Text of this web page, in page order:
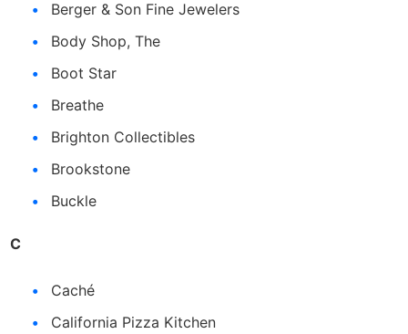
Berger & Son Fine Jewelers
Body Shop, The
Boot Star
Breathe
Brighton Collectibles
Brookstone
Buckle
C
Caché
California Pizza Kitchen